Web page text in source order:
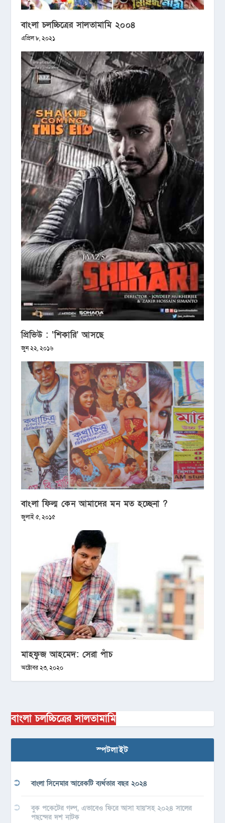
বাংলা চলচ্চিত্রের সালতামামি ২০০৪
এপ্রিল ৮, ২০২১
প্রিভিউ : ‘শিকারি’ আসছে
জুন ২২, ২০১৬
বাংলা ফিল্ম কেন আমাদের মন মত হচ্ছেনা ?
জুলাই ৫, ২০১৫
মাহফুজ আহমেদ: সেরা পাঁচ
অক্টোবর ২৩, ২০২০
বাংলা চলচ্চিত্রের সালতামামি
স্পটলাইট
বাংলা সিনেমার আরেকটি ব্যর্থতার বছর ২০২৪
বুক পকেটের গল্প, এভাবেও ফিরে আসা যায়’সহ ২০২৪ সালের
পছন্দের দশ নাটক